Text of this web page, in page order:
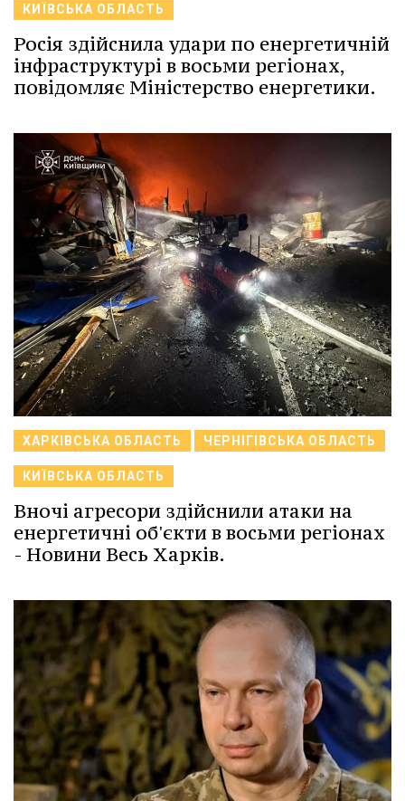
КИЇВСЬКА ОБЛАСТЬ
Росія здійснила удари по енергетичній
інфраструктурі в восьми регіонах,
повідомляє Міністерство енергетики.
ХАРКІВСЬКА ОБЛАСТЬ ЧЕРНІГІВСЬКА ОБЛАСТЬ
КИЇВСЬКА ОБЛАСТЬ
Вночі агресори здійснили атаки на
енергетичні об'єкти в восьми регіонах
- Новини Весь Харків.